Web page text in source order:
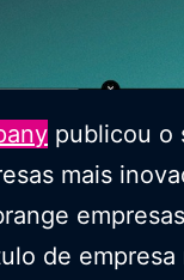
publicou o
mais
de empresa